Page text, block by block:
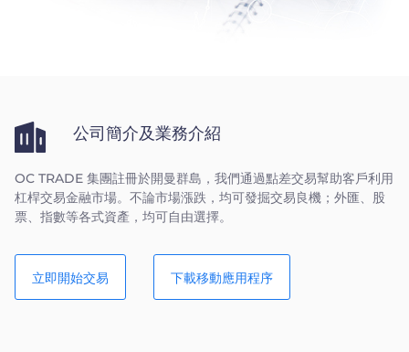
公司簡介及業務介紹
OC TRADE 集團註冊於開曼群島，我們通過點差交易幫助客戶利用
杠桿交易金融市場。不論市場漲跌，均可發掘交易良機；外匯、股
票、指數等各式資產，均可自由選擇。
立即開始交易 下載移動應用程序